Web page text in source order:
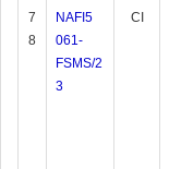
7
8
NAFI5
061-
FSMS/2
3
CI